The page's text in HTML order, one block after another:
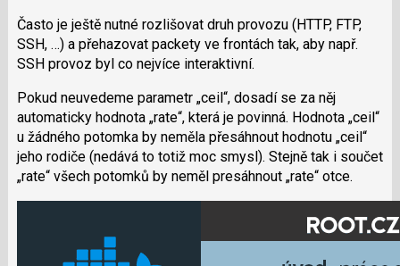
Často je ještě nutné rozlišovat druh provozu (HTTP, FTP,
SSH, …) a přehazovat packety ve frontách tak, aby např.
SSH provoz byl co nejvíce interaktivní.
Pokud neuvedeme parametr „ceil“, dosadí se za něj
automaticky hodnota „rate“, která je povinná. Hodnota „ceil“
u žádného potomka by neměla přesáhnout hodnotu „ceil“
jeho rodiče (nedává to totiž moc smysl). Stejně tak i součet
„rate“ všech potomků by neměl presáhnout „rate“ otce.